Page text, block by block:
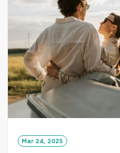
E
Mar 24, 2025